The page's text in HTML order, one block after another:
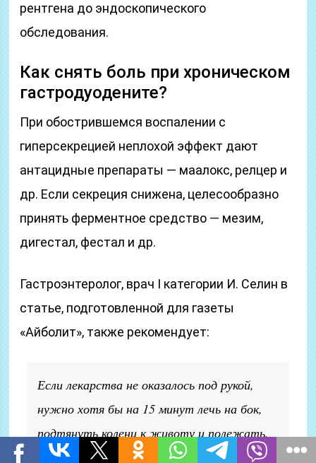
рентгена до эндоскопического
обследования.
Как снять боль при хроническом
гастродуодените?
При обострившемся воспалении с
гиперсекрецией неплохой эффект дают
антацидные препараты — маалокс, релцер и
др. Если секреция снижена, целесообразно
принять ферментное средство — мезим,
дигестал, фестал и др.
Гастроэнтеролог, врач I категории И. Селин в
статье, подготовленной для газеты
«Айболит», также рекомендует:
Если лекарства не оказалось под рукой,
нужно хотя бы на 15 минут лечь на бок,
подтянуть колени к животу и полежать.